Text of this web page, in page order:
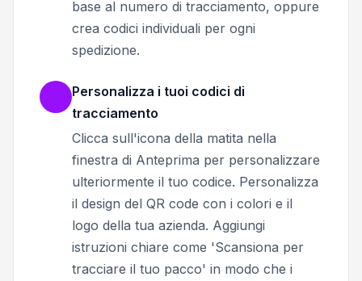
base al numero di tracciamento, oppure
crea codici individuali per ogni
spedizione.
Personalizza i tuoi codici di
tracciamento
Clicca sull'icona della matita nella
finestra di Anteprima per personalizzare
ulteriormente il tuo codice. Personalizza
il design del QR code con i colori e il
logo della tua azienda. Aggiungi
istruzioni chiare come 'Scansiona per
tracciare il tuo pacco' in modo che i